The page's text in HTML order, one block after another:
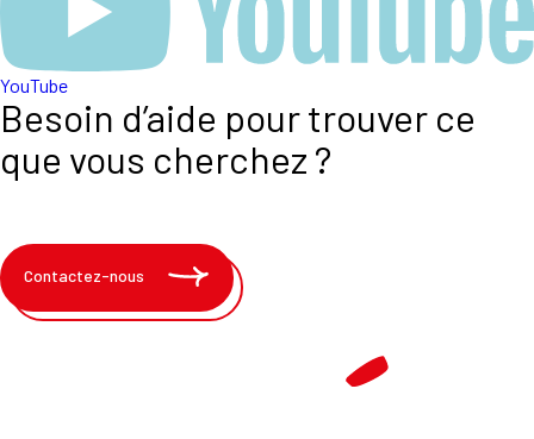
YouTube
Besoin d’aide pour trouver ce
que vous cherchez ?
Contactez-nous